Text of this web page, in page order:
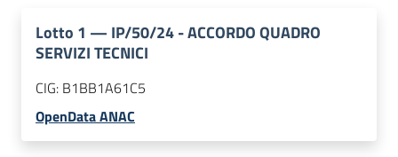
Lotto 1 — IP/50/24 - ACCORDO QUADRO
SERVIZI TECNICI
CIG: B1BB1A61C5
OpenData ANAC